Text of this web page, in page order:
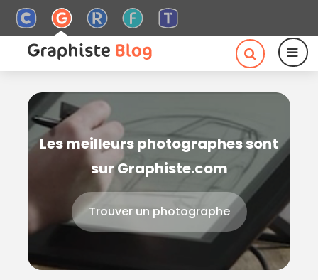
Les meilleurs photographes sont
sur Graphiste.com
Trouver un photographe